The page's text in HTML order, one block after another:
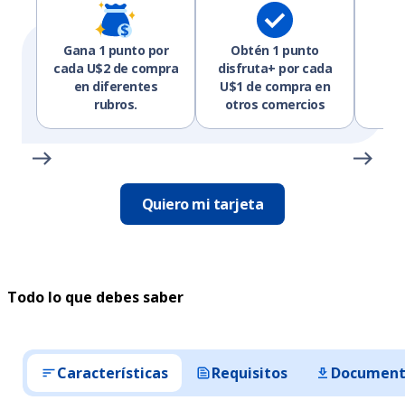
Gana 1 punto por
cada U$2 de compra
en diferentes
rubros.
Obtén 1 punto
disfruta+ por cada
U$1 de compra en
otros comercios
Quiero mi tarjeta
Todo lo que debes saber
Características Requisitos